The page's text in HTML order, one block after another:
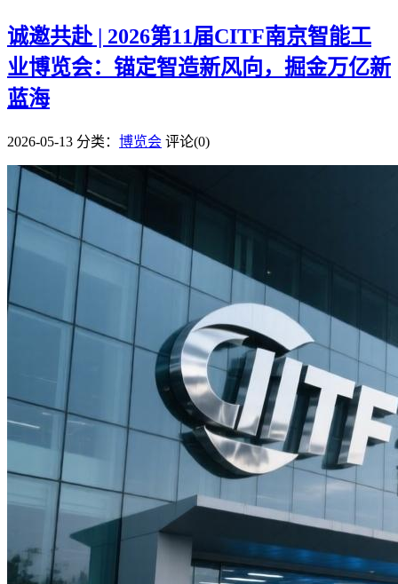
诚邀共赴 | 2026第11届CITF南京智能工
业博览会：锚定智造新风向，掘金万亿新
蓝海
2026-05-13 分类： 博览会 评论(0)